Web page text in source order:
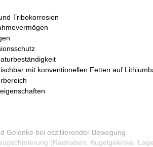
Tribokorrosion
mit konventionellen Fetten auf
Gelenke bei oszillierender Bewegung
(Radnaben, Kugelgelenke,